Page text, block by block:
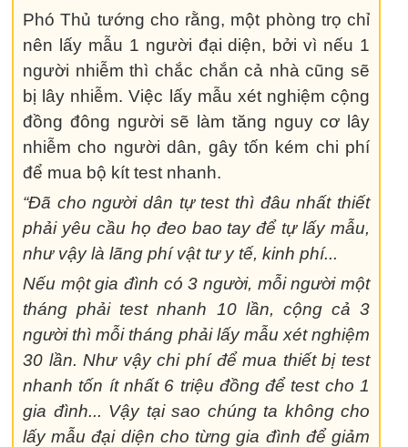
Phó Thủ tướng cho rằng, một phòng trọ chỉ
nên lấy mẫu 1 người đại diện, bởi vì nếu 1
người nhiễm thì chắc chắn cả nhà cũng sẽ
bị lây nhiễm. Việc lấy mẫu xét nghiệm cộng
đồng đông người sẽ làm tăng nguy cơ lây
nhiễm cho người dân, gây tốn kém chi phí
để mua bộ kít test nhanh.
“Đã cho người dân tự test thì đâu nhất thiết
phải yêu cầu họ đeo bao tay để tự lấy mẫu,
như vậy là lãng phí vật tư y tế, kinh phí...
Nếu một gia đình có 3 người, mỗi người một
tháng phải test nhanh 10 lần, cộng cả 3
người thì mỗi tháng phải lấy mẫu xét nghiệm
30 lần. Như vậy chi phí để mua thiết bị test
nhanh tốn ít nhất 6 triệu đồng để test cho 1
gia đình... Vậy tại sao chúng ta không cho
lấy mẫu đại diện cho từng gia đình để giảm